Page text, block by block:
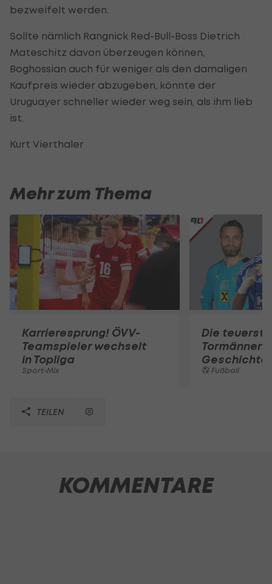
bezweifelt werden.
Sollte nämlich Rangnick Red-Bull-Boss Dietrich
Mateschitz davon überzeugen können,
Boghossian auch für weniger als den damaligen
Kaufpreis wieder abzugeben, könnte der
Uruguayer schneller wieder weg sein, als ihm lieb
ist.
Kurt Vierthaler
Mehr zum Thema
Karrieresprung! ÖVV-
Teamspieler wechselt
in Topliga
Sport-Mix
Die
Tormänner
Geschichte
Fußball
TEILEN
KOMMENTARE